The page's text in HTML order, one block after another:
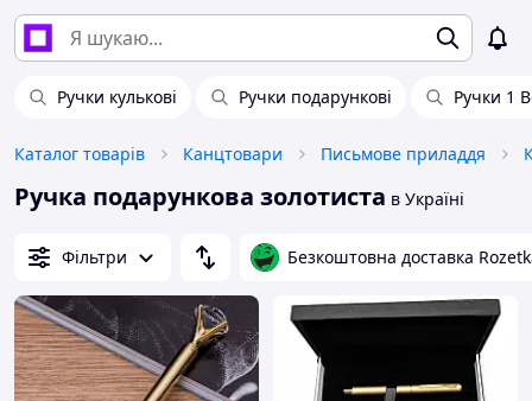
Ручки кулькові Ручки подарункові Ручки 1
Каталог товарів Канцтовари Письмове приладдя
Ручка подарункова золотиста в Україні
Фільтри Безкоштовна доставка